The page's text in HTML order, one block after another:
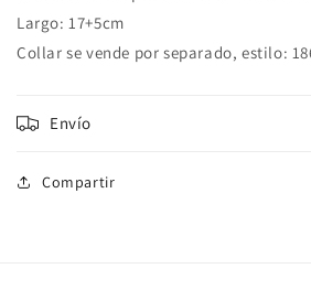
Largo:17+5cm
Collar se vende por separado, estilo:
Envío
Compartir